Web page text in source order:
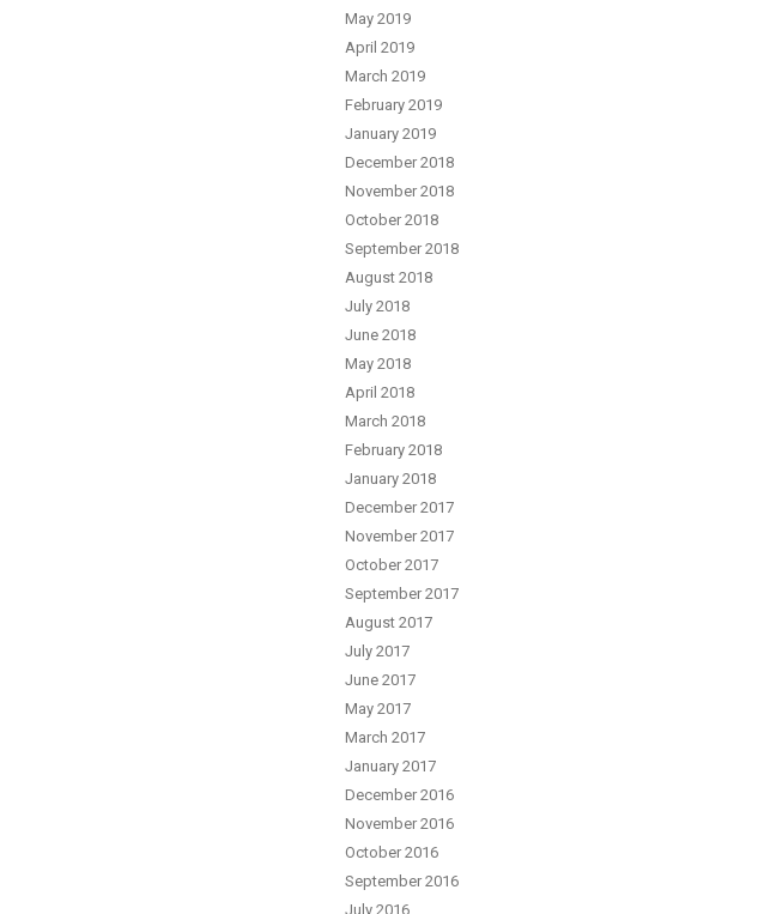
May 2019
April 2019
March 2019
February 2019
January 2019
December 2018
November 2018
October 2018
September 2018
August 2018
July 2018
June 2018
May 2018
April 2018
March 2018
February 2018
January 2018
December 2017
November 2017
October 2017
September 2017
August 2017
July 2017
June 2017
May 2017
March 2017
January 2017
December 2016
November 2016
October 2016
September 2016
July 2016